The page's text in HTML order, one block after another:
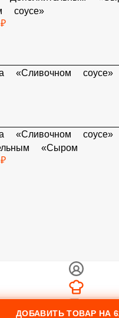
Дополнительным
соусе»
«Сливочном соусе»
«Сливочном соусе»
«Сыром
ДОБАВИТЬ ТОВАР НА